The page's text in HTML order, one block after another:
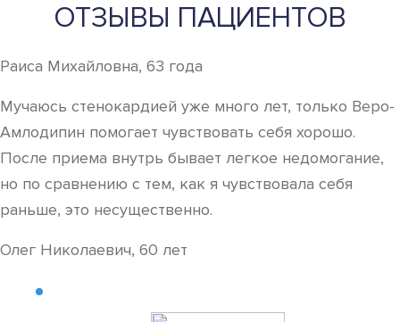
ОТЗЫВЫ ПАЦИЕНТОВ
Раиса Михайловна, 63 года
Мучаюсь стенокардией уже много лет, только Веро-
Амлодипин помогает чувствовать себя хорошо.
После приема внутрь бывает легкое недомогание,
но по сравнению с тем, как я чувствовала себя
раньше, это несущественно.
Олег Николаевич, 60 лет